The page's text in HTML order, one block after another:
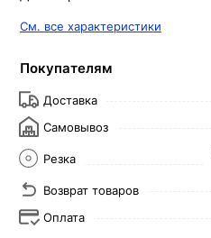
См. все характеристики
Покупателям
Доставка
Самовывоз
Резка
Возврат товаров
Оплата